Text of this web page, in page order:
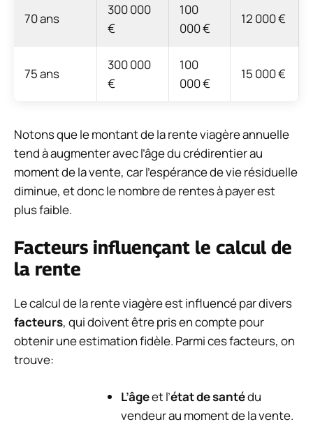
70 ans
300 000
€
100
000 €
12 000 €
75 ans
300 000
€
100
000 €
15 000 €
Notons que le montant de la rente viagère annuelle
tend à augmenter avec l’âge du crédirentier au
moment de la vente, car l’espérance de vie résiduelle
diminue, et donc le nombre de rentes à payer est
plus faible.
Facteurs influençant le calcul de
la rente
Le calcul de la rente viagère est influencé par divers
facteurs, qui doivent être pris en compte pour
obtenir une estimation fidèle. Parmi ces facteurs, on
trouve:
L’âgeet l’état de santédu
vendeur au moment de la vente.